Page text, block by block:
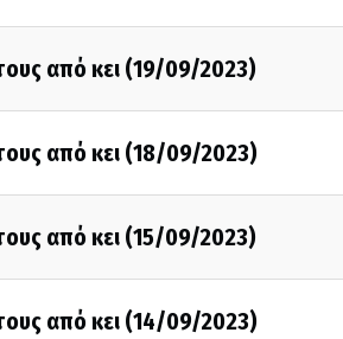
από κει (19/09/2023)
από κει (18/09/2023)
από κει (15/09/2023)
από κει (14/09/2023)